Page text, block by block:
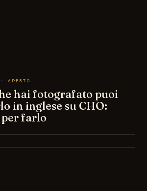
APERTO
hai fotografato puoi
in inglese su CHO:
farlo